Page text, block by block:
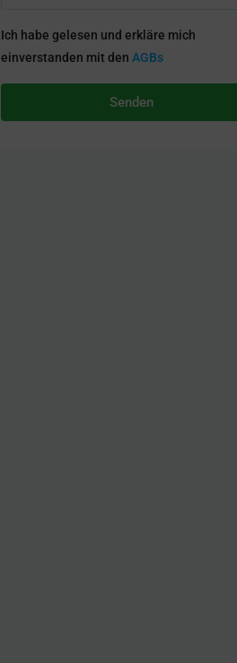
Ich habe gelesen und erkläre mich
einverstanden mit den AGBs
Senden